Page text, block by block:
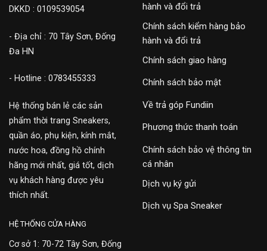
DKKD : 0109539054
- Địa chỉ : 70 Tây Sơn, Đống
Đa HN
- Hotline : 0783455333
Hệ thống bán lẻ các sản
phẩm thời trang Sneakers,
quần áo, phụ kiện, kính mắt,
nước hoa, đồng hồ chính
hãng mới nhất, giá tốt, dịch
vụ khách hàng được yêu
thích nhất.
hành và đổi trả
Chính sách kiểm hàng bảo
hành và đổi trả
Chính sách giao hàng
Chính sách bảo mật
Về trả góp Fundiin
Phương thức thanh toán
Chính sách bảo vệ thông tin
cá nhân
Dịch vụ ký gửi
Dịch vụ Spa Sneaker
HỆ THỐNG CỬA HÀNG
Cơ sở 1: 70-72 Tây Sơn, Đống